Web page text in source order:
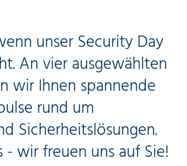
unser Security Day
An vier ausgewählten
wir Ihnen spannende
rund um
Sicherheitslösungen.
- wir freuen uns auf Sie!